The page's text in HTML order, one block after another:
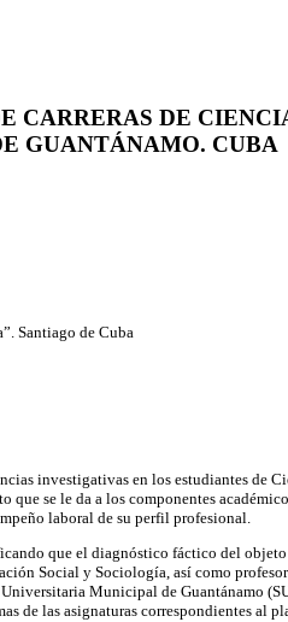
DE
GUANTÁNAMO. CUBA
Santiago de Cuba
investigativas en los estudiantes de
se le da a los componentes
laboral de su perfil profesional.
que el diagnóstico fáctico del
Social y Sociología, así como
Municipal de Guantánamo
de las asignaturas correspondientes al